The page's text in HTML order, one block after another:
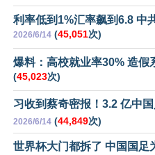
利率低到1%汇率飙到6.8 中
2026/6/14 (45,051次)
爆料：高校就业率30% 造假
(45,023次)
习收到蔡奇密报！3.2 亿中
2026/6/14 (44,849次)
世界杯大门都拆了 中国国足